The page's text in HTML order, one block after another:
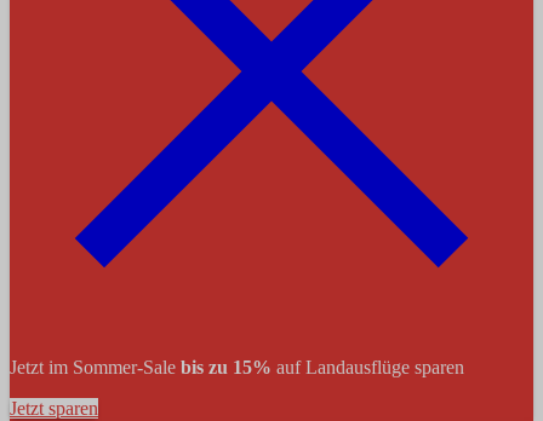
Jetzt im Sommer-Sale bis zu 15% auf Landausflüge sparen
Jetzt sparen